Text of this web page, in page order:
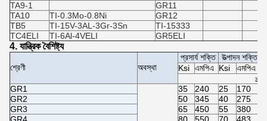
TA9-1
GR11
TA10
TI-0.3Mo-0.8Ni
GR12
TB5
TI-15V-3AL-3Gr-3Sn
TI-15333
TC4ELI
TI-6Al-4VELI GR5ELI
4. যান্ত্রিক বৈশিষ্ট্য
শ্রেণী অবস্থা
প্রসার্য শক্তি উত্পাদন শক্তি
Ksi এমপিএ Ksi
এমপিএ
≥
GR1
35 240 25 170
GR2
50 345 40 275
GR3
65 450 55 380